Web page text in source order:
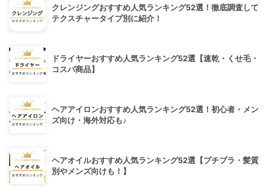
クレンジングおすすめ人気ランキング52選！徹底調査して
テクスチャータイプ別に紹介！
ドライヤーおすすめ人気ランキング52選【速乾・くせ毛・
コスパ商品】
ヘアアイロンおすすめ人気ランキング52選！初心者・メン
ズ向け・海外対応も♪
ヘアオイルおすすめ人気ランキング52選【プチプラ・髪質
別やメンズ向けも！】